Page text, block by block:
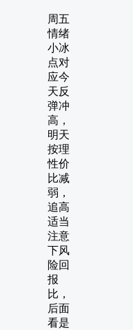
周五
情绪
小冰
点对
应今
天反
弹冲
高，
明天
按理
性价
比减
弱，
追高
适当
注意
下风
险回
报
比，
后面
看是